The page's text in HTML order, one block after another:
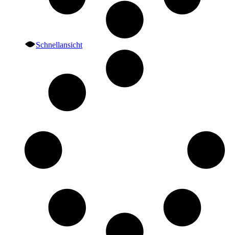
Schnellansicht